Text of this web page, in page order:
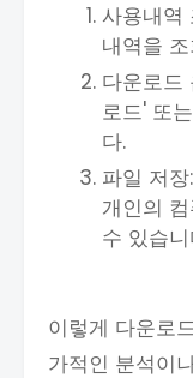
사용내역
내역을
다운로드
로드' 또
다.
파일 저
개인의
수 있습
이렇게 다운로
가적인 분석이